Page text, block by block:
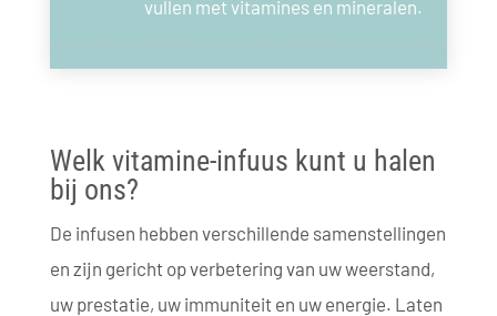
vullen met vitamines en mineralen.
Welk vitamine-infuus kunt u halen
bij ons?
De infusen hebben verschillende samenstellingen
en zijn gericht op verbetering van uw weerstand,
uw prestatie, uw immuniteit en uw energie. Laten